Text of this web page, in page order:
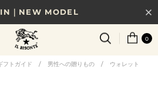
｜NEW MODEL
税込11,000円以上で送料無料
ら選べる、新しいギフトガイド
0
フトガイド / 男性への贈りもの / ウォレット